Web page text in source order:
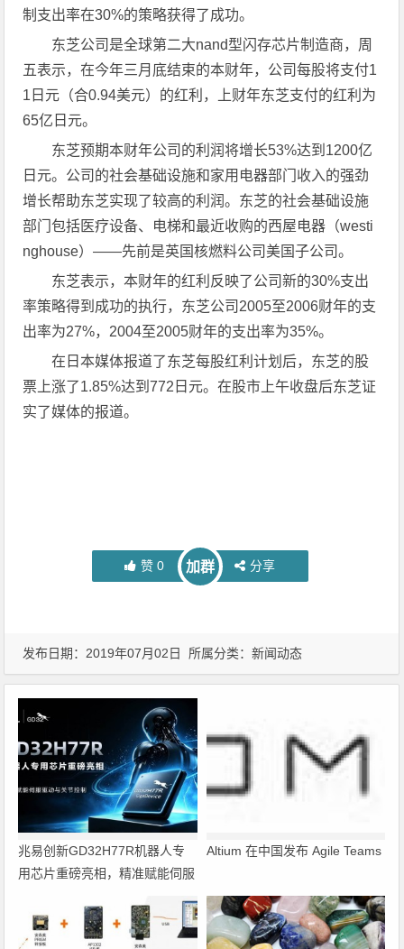
制支出率在30%的策略获得了成功。
东芝公司是全球第二大nand型闪存芯片制造商，周
五表示，在今年三月底结束的本财年，公司每股将支付1
1日元（合0.94美元）的红利，上财年东芝支付的红利为
65亿日元。
东芝预期本财年公司的利润将增长53%达到1200亿
日元。公司的社会基础设施和家用电器部门收入的强劲
增长帮助东芝实现了较高的利润。东芝的社会基础设施
部门包括医疗设备、电梯和最近收购的西屋电器（westi
nghouse）——先前是英国核燃料公司美国子公司。
东芝表示，本财年的红利反映了公司新的30%支出
率策略得到成功的执行，东芝公司2005至2006财年的支
出率为27%，2004至2005财年的支出率为35%。
在日本媒体报道了东芝每股红利计划后，东芝的股
票上涨了1.85%达到772日元。在股市上午收盘后东芝证
实了媒体的报道。
赞 0 加群 分享
发布日期：2019年07月02日 所属分类：新闻动态
兆易创新GD32H77R机器人专
用芯片重磅亮相，精准赋能伺服
Altium 在中国发布 Agile Teams